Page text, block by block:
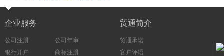
企业服务
公司注册
公司年审
银行开户
商标注册
贸通简介
贸通承诺
客户评语